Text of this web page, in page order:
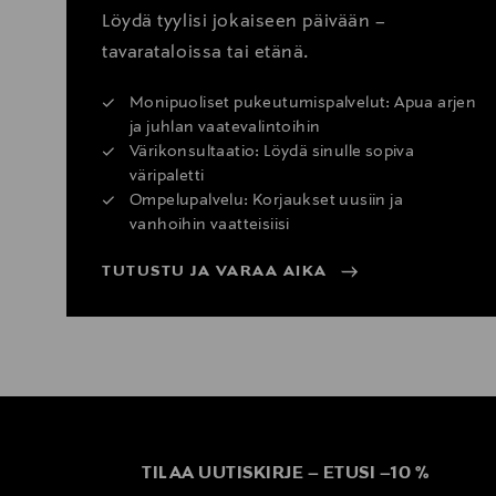
Löydä tyylisi jokaiseen päivään –
tavarataloissa tai etänä.
Monipuoliset pukeutumispalvelut: Apua arjen
ja juhlan vaatevalintoihin
Värikonsultaatio: Löydä sinulle sopiva
väripaletti
Ompelupalvelu: Korjaukset uusiin ja
vanhoihin vaatteisiisi
TUTUSTU JA VARAA AIKA
TILAA UUTISKIRJE – ETUSI –10 %